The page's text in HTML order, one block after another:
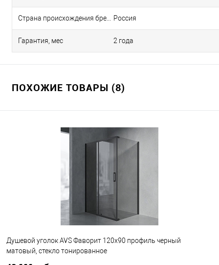
Россия
Гарантия, мес 2 года
ПОХОЖИЕ ТОВАРЫ (8)
Душевой уголок AVS Фаворит 120x90 профиль черный
матовый, стекло тонированное